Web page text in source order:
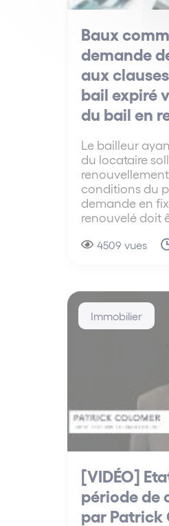
Baux
demande
aux
bail expiré
du bail en
Le bailleur
du locataire
conditions du
demande en
renouvelé doit
4509 vues
Immobilier
[VIDÉO]
période de
par Patrick